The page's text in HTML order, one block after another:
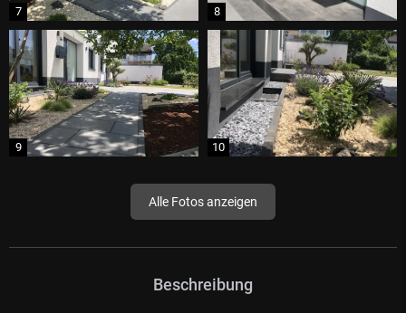
Alle Fotos anzeigen
Beschreibung